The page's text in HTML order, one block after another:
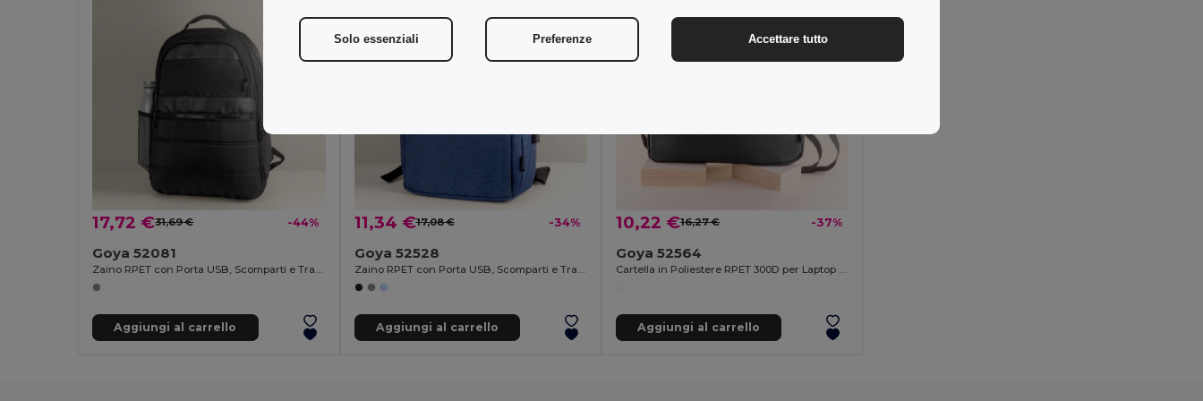
17,72 €31,69 € -44%
Goya 52081
Aggiungi al carrello
11,34 €17,08 € -34%
Goya 52528
Aggiungi al carrello
10,22 €16,27 € -37%
Goya 52564
Aggiungi al carrello
Solo essenziali Preferenze Accettare tutto